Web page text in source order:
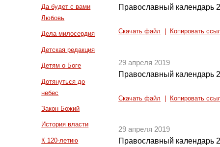
Да будет с вами
Любовь
Дела милосердия
Детская редакция
Детям о Боге
Дотянуться до
небес
Закон Божий
История власти
К 120-летию
Православный календарь
Скачать файл Копировать
29 апреля 2019
Православный календарь
Скачать файл Копировать
29 апреля 2019
Православный календарь